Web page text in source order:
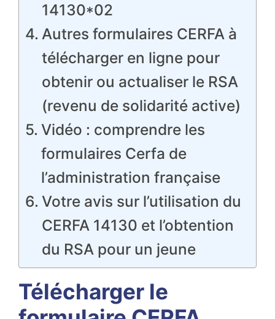
14130*02
Autres formulaires CERFA à
télécharger en ligne pour
obtenir ou actualiser le RSA
(revenu de solidarité active)
Vidéo : comprendre les
formulaires Cerfa de
l’administration française
Votre avis sur l’utilisation du
CERFA 14130 et l’obtention
du RSA pour un jeune
Télécharger le